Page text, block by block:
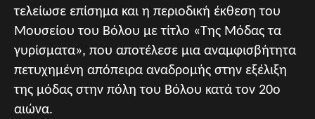
τελείωσε επίσημα και η περιοδική έκθεση του
Μουσείου του Βόλου με τίτλο «Της Μόδας τα
γυρίσματα», που αποτέλεσε μια αναμφισβήτητα
πετυχημένη απόπειρα αναδρομής στην εξέλιξη
της μόδας στην πόλη του Βόλου κατά τον 20ο
αιώνα.